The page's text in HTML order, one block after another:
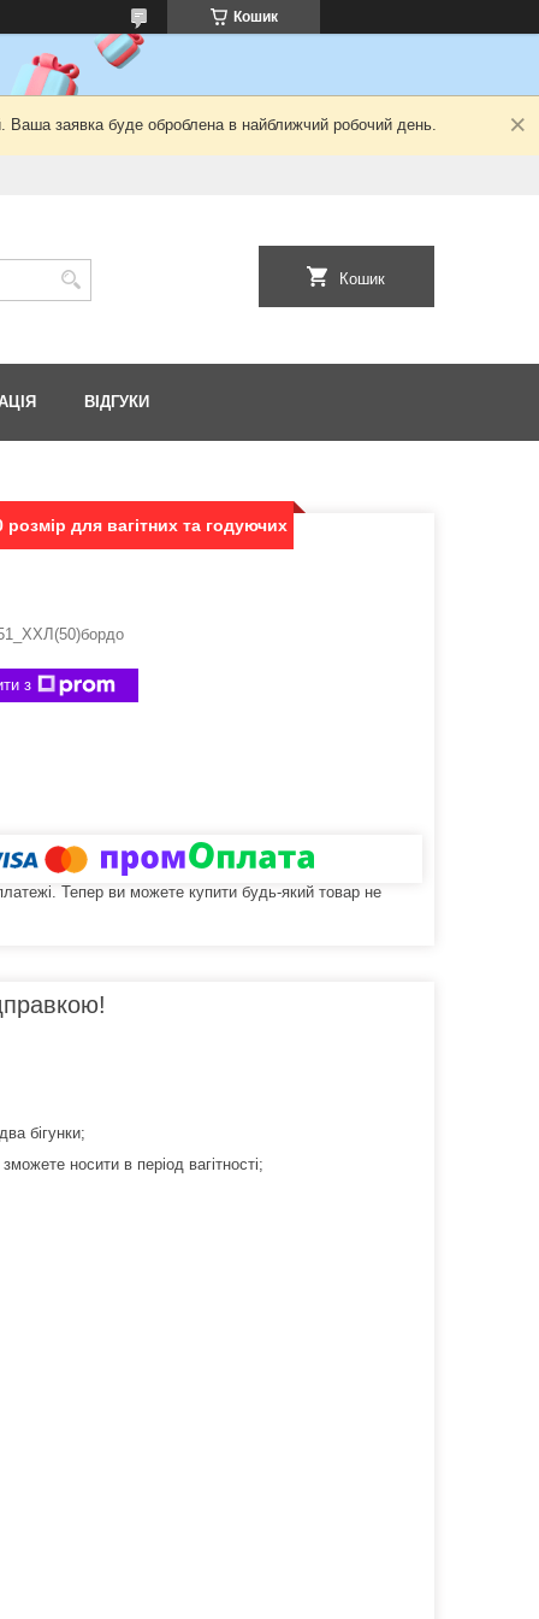
Кошик
Ваша заявка буде оброблена в найближчий робочий день.
Кошик
ВІДГУКИ
для вагітних та годуючих
з
Тепер ви можете купити будь-який товар не
бігунки;
носити в період вагітності;